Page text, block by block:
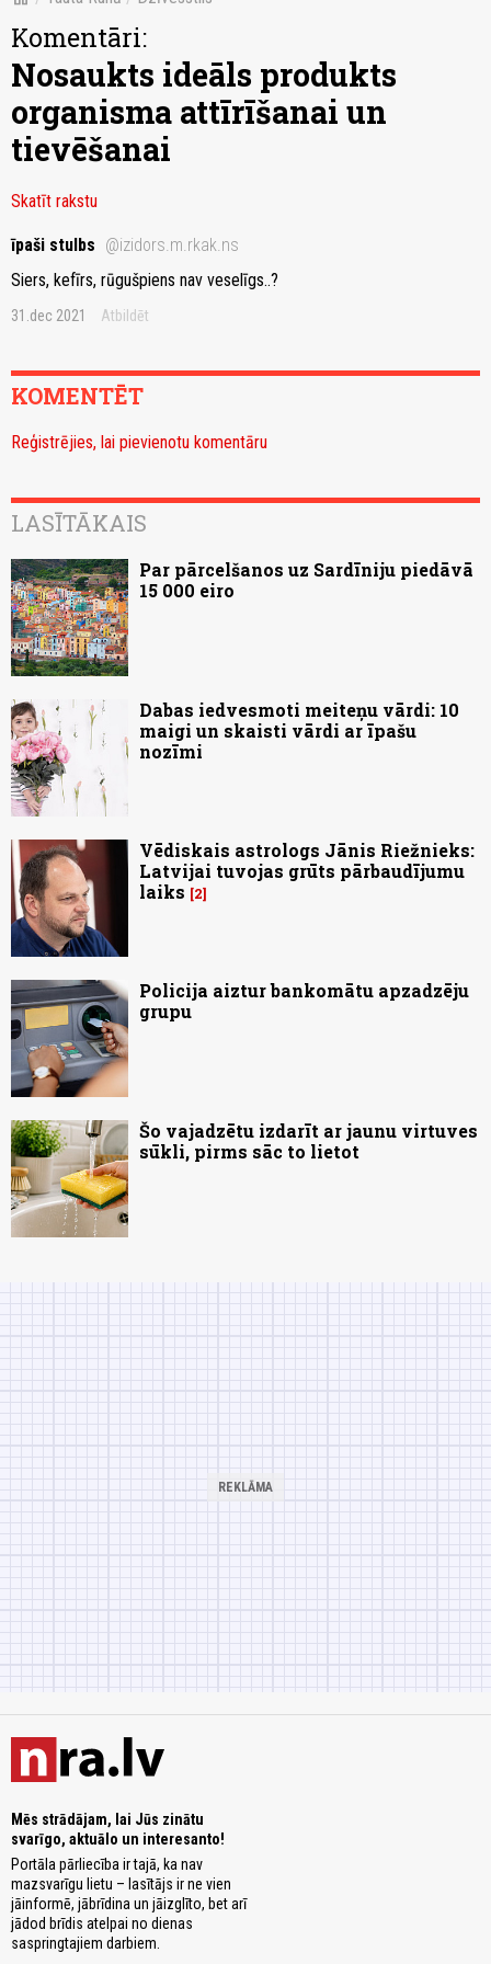
Komentāri:
Nosaukts ideāls produkts
organisma attīrīšanai un
tievēšanai
Skatīt rakstu
īpaši stulbs @izidors.m.rkak.ns
Siers, kefīrs, rūgušpiens nav veselīgs..?
31.dec 2021 Atbildēt
KOMENTĒT
Reģistrējies, lai pievienotu komentāru
LASĪTĀKAIS
Par pārcelšanos uz Sardīniju piedāvā
15 000 eiro
Dabas iedvesmoti meiteņu vārdi: 10
maigi un skaisti vārdi ar īpašu
nozīmi
Vēdiskais astrologs Jānis Riežnieks:
Latvijai tuvojas grūts pārbaudījumu
laiks
2
Policija aiztur bankomātu apzadzēju
grupu
Šo vajadzētu izdarīt ar jaunu virtuves
sūkli, pirms sāc to lietot
Mēs strādājam, lai Jūs zinātu
svarīgo, aktuālo un interesanto!
Portāla pārliecība ir tajā, ka nav
mazsvarīgu lietu – lasītājs ir ne vien
jāinformē, jābrīdina un jāizglīto, bet arī
jādod brīdis atelpai no dienas
saspringtajiem darbiem.